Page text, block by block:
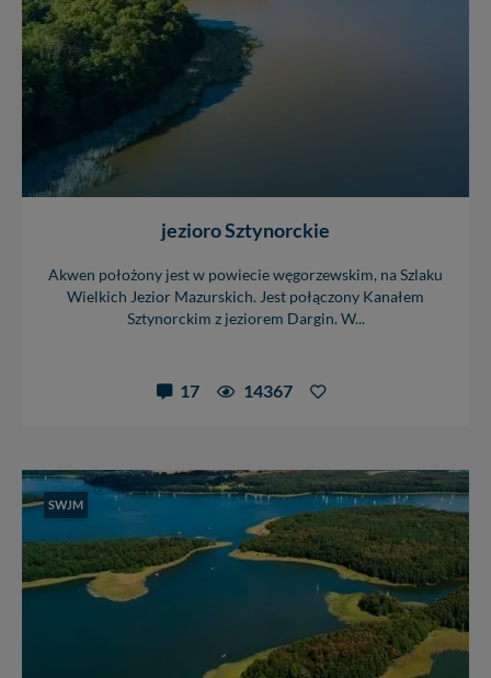
jezioro Sztynorckie
Akwen położony jest w powiecie węgorzewskim, na Szlaku
Wielkich Jezior Mazurskich. Jest połączony Kanałem
Sztynorckim z jeziorem Dargin. W...
17 14367
SWJM